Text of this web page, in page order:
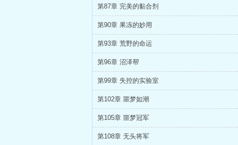
第87章 完美的黏合剂
第90章 果冻的妙用
第93章 荒野的命运
第96章 沼泽帮
第99章 失控的实验室
第102章 噩梦如潮
第105章 噩梦冠军
第108章 无头将军